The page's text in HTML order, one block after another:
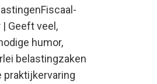
Geeft veel,
humor,
belastingzaken
praktijkervaring